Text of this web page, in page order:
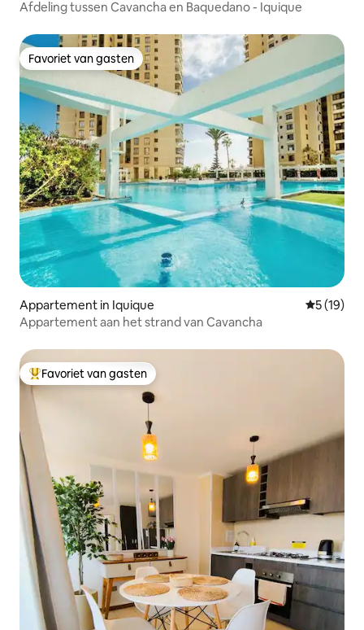
Afdeling tussen Cavancha en Baquedano - Iquique
Favoriet van gasten
Favoriet van gasten
Appartement in Iquique
5 (19)
Appartement aan het strand van Cavancha
Topfavoriet van gasten
Favoriet van gasten